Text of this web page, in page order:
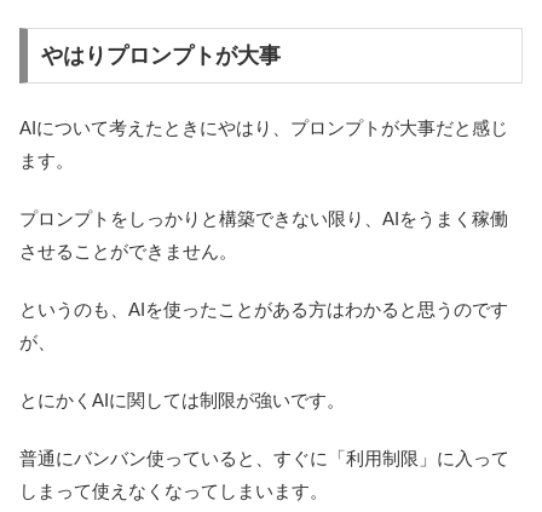
やはりプロンプトが大事
AIについて考えたときにやはり、プロンプトが大事だと感じ
ます。
プロンプトをしっかりと構築できない限り、AIをうまく稼働
させることができません。
というのも、AIを使ったことがある方はわかると思うのです
が、
とにかくAIに関しては制限が強いです。
普通にバンバン使っていると、すぐに「利用制限」に入って
しまって使えなくなってしまいます。